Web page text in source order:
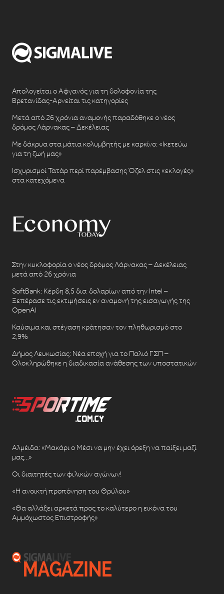
Απολογείται ο Αφγανός για τη δολοφονία της
Βρετανίδας-Αρνείται τις κατηγορίες
Μετά από 26 χρόνια αναμονής παραδόθηκε ο νέος
δρόμος Λάρνακας – Δεκέλειας
Με δάκρυα στα μάτια κολυμβητής με καρκίνο: «Ικετεύω
για τη ζωή μας»
Ισχυρισμοί Τατάρ περί παρέμβασης Όζελ στις «εκλογές»
στα κατεχόμενα
Στην κυκλοφορία ο νέος δρόμος Λάρνακας – Δεκέλειας
μετά από 26 χρόνια
SoftBank: Κέρδη 8,5 δισ. δολαρίων από την Intel –
Ξεπέρασε τις εκτιμήσεις εν αναμονή της εισαγωγής της
OpenAI
Καύσιμα και στέγαση κράτησαν τον πληθωρισμό στο
2,9%
Δήμος Λευκωσίας: Νέα εποχή για το Παλιό ΓΣΠ –
Ολοκληρώθηκε η διαδικασία ανάθεσης των υποστατικών
Αλμέιδα: «Μακάρι ο Μέσι να μην έχει όρεξη να παίξει μαζί
μας…»
Οι διαιτητές των φιλικών αγώνων!
«Η ανοικτή προπόνηση του Θρύλου»
«Θα αλλάξει αρκετά προς το καλύτερο η εικόνα του
Αμμόχωστος Επιστροφής»